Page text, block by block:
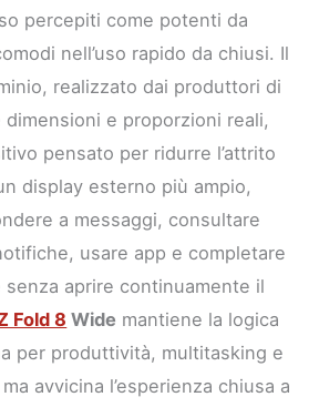
percepiti come potenti da
nell’uso rapido da chiusi. Il
realizzato dai produttori di
e proporzioni reali,
pensato per ridurre l’attrito
display esterno più ampio,
a messaggi, consultare
usare app e completare
senza aprire continuamente il
Fold 8 Wide mantiene la logica
per produttività, multitasking e
avvicina l’esperienza chiusa a